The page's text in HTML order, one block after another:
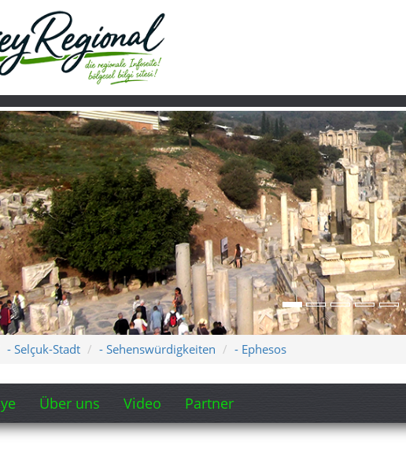
- Selçuk-Stadt - Sehenswürdigkeiten - Ephesos
Über uns Video Partner